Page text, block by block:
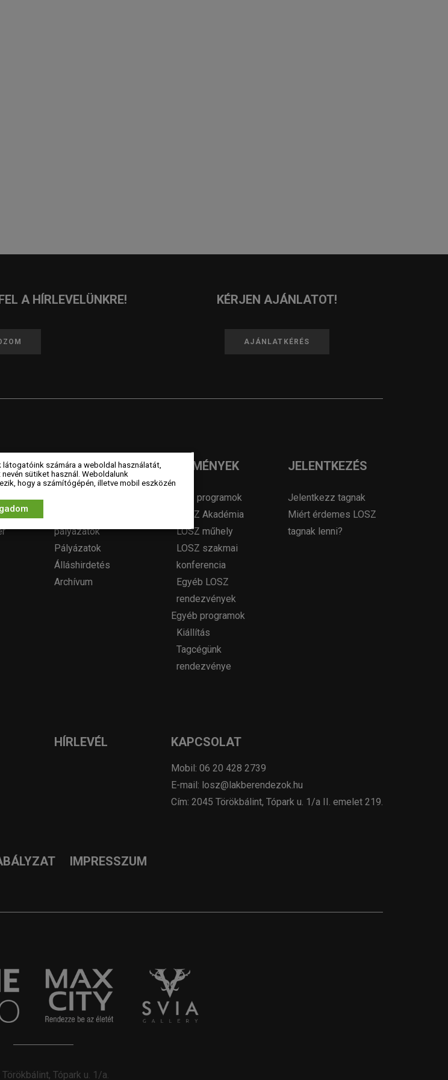
A HÍRLEVELÜNKRE! KÉRJEN AJÁNLATOT!
AJÁNLATKÉRÉS
MAGAZIN
pályázatok
Pályázatok
Álláshirdetés
Archívum
ESEMÉNYEK
LOSZ programok
LOSZ Akadémia
LOSZ műhely
LOSZ szakmai
konferencia
Egyéb LOSZ
rendezvények
Egyéb programok
Kiállítás
Tagcégünk
rendezvénye
JELENTKEZÉS
Jelentkezz tagnak
Miért érdemes LOSZ
tagnak lenni?
HÍRLEVÉL KAPCSOLAT
Mobil: 06 20 428 2739
E-mail: losz@lakberendezok.hu
Cím: 2045 Törökbálint, Tópark u. 1/a II. emelet 219.
IMPRESSZUM
Tópark u. 1/a.
számára a weboldal használatát,
sütiket használ. Weboldalunk
hogy a számítógépén, illetve mobil eszközén